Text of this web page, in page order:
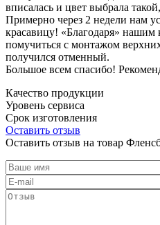
вписалась и цвет выбрала
Примерно через 2 недели нам
красавицу! «Благодаря»
помучиться с монтажом
получился отменный.
Большое всем спасибо!
Качество продукции
Уровень сервиса
Срок изготовления
Оставить отзыв
Оставить отзыв на товар